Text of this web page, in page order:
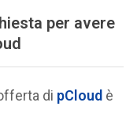
per avere
di pCloud è